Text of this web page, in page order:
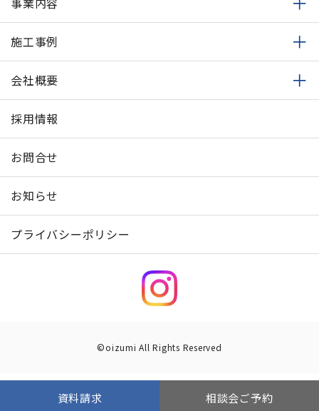
施工事例
会社概要
採用情報
お問合せ
お知らせ
プライバシーポリシー
©oizumi All Rights Reserved
資料請求 相談会ご予約